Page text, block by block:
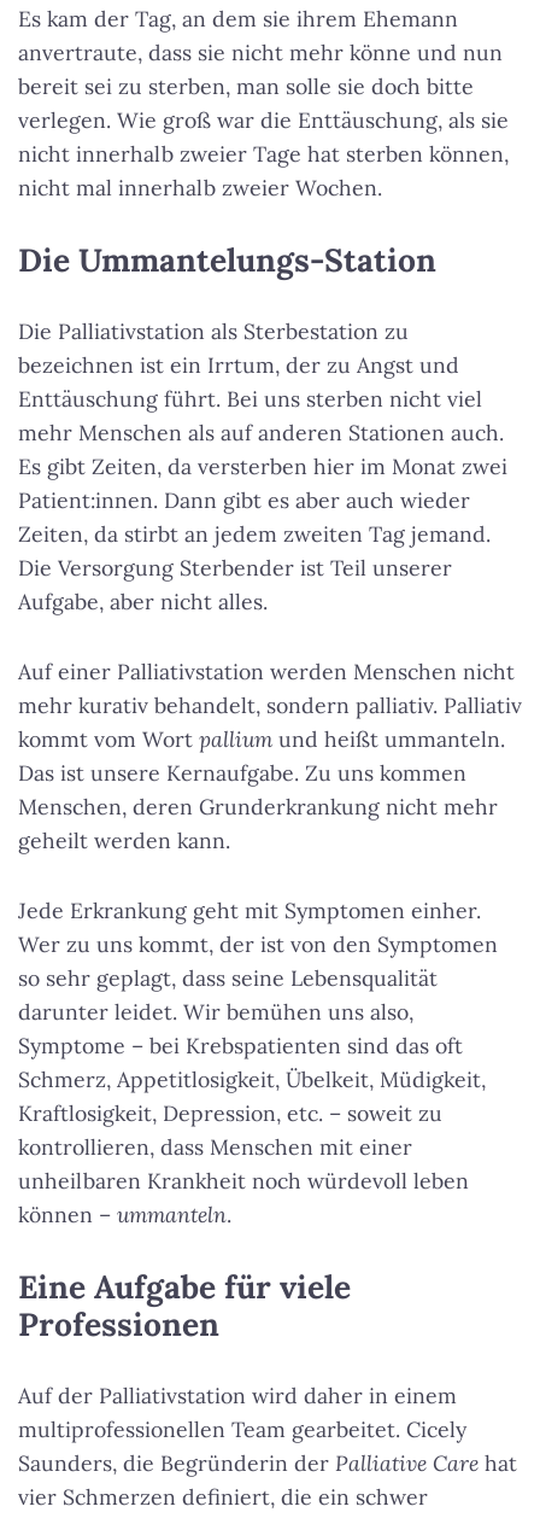
Es kam der Tag, an dem sie ihrem Ehemann
anvertraute, dass sie nicht mehr könne und nun
bereit sei zu sterben, man solle sie doch bitte
verlegen. Wie groß war die Enttäuschung, als sie
nicht innerhalb zweier Tage hat sterben können,
nicht mal innerhalb zweier Wochen.
Die Ummantelungs-Station
Die Palliativstation als Sterbestation zu
bezeichnen ist ein Irrtum, der zu Angst und
Enttäuschung führt. Bei uns sterben nicht viel
mehr Menschen als auf anderen Stationen auch.
Es gibt Zeiten, da versterben hier im Monat zwei
Patient:innen. Dann gibt es aber auch wieder
Zeiten, da stirbt an jedem zweiten Tag jemand.
Die Versorgung Sterbender ist Teil unserer
Aufgabe, aber nicht alles.
Auf einer Palliativstation werden Menschen nicht
mehr kurativ behandelt, sondern palliativ. Palliativ
kommt vom Wort pallium und heißt ummanteln.
Das ist unsere Kernaufgabe. Zu uns kommen
Menschen, deren Grunderkrankung nicht mehr
geheilt werden kann.
Jede Erkrankung geht mit Symptomen einher.
Wer zu uns kommt, der ist von den Symptomen
so sehr geplagt, dass seine Lebensqualität
darunter leidet. Wir bemühen uns also,
Symptome – bei Krebspatienten sind das oft
Schmerz, Appetitlosigkeit, Übelkeit, Müdigkeit,
Kraftlosigkeit, Depression, etc. – soweit zu
kontrollieren, dass Menschen mit einer
unheilbaren Krankheit noch würdevoll leben
können – ummanteln.
Eine Aufgabe für viele
Professionen
Auf der Palliativstation wird daher in einem
multiprofessionellen Team gearbeitet. Cicely
Saunders, die Begründerin der Palliative Care hat
vier Schmerzen definiert, die ein schwer